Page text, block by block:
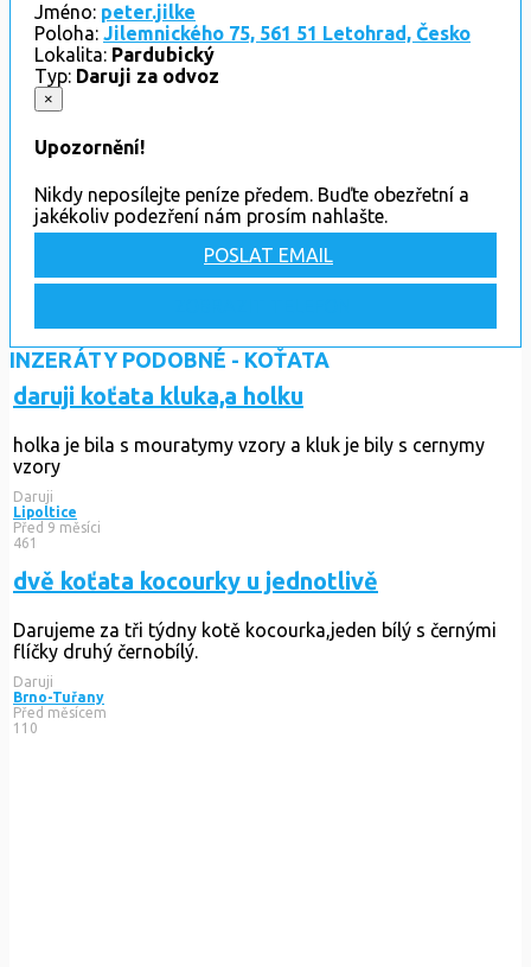
Jméno: peter.jilke
Poloha: Jilemnického 75, 561 51 Letohrad, Česko
Lokalita: Pardubický
Typ: Daruji za odvoz
×
Upozornění!
Nikdy neposílejte peníze předem. Buďte obezřetní a
jakékoliv podezření nám prosím nahlašte.
POSLAT EMAIL
INZERÁTY PODOBNÉ - KOŤATA
daruji koťata kluka,a holku
holka je bila s mouratymy vzory a kluk je bily s cernymy
vzory
Daruji
Lipoltice
Před 9 měsíci
461
dvě koťata kocourky u jednotlivě
Darujeme za tři týdny kotě kocourka,jeden bílý s černými
flíčky druhý černobílý.
Daruji
Brno-Tuřany
Před měsícem
110